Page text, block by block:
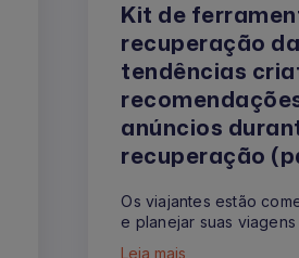
Kit de
recuperação
tendências
anúncios
recuperação
Os viajantes estão
e planejar suas viagens
Leia mais